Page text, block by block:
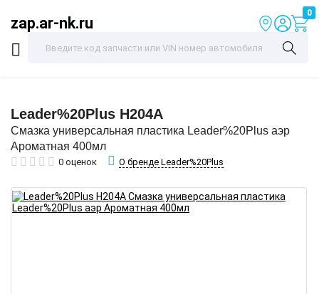
zap.ar-nk.ru
0
Leader%20Plus H204A
Смазка универсальная пластика Leader%20Plus аэр
Ароматная 400мл
0 оценок О бренде Leader%20Plus